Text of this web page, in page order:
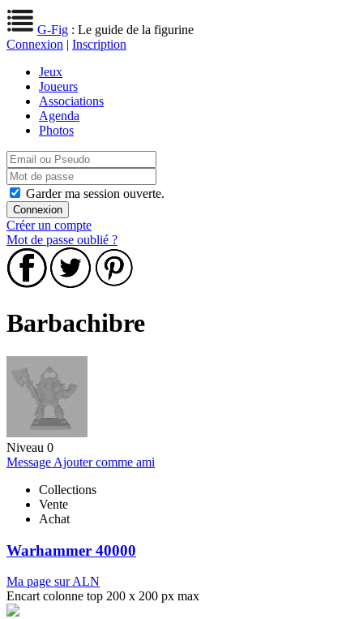
G-Fig : Le guide de la figurine
Connexion | Inscription
Jeux
Joueurs
Associations
Agenda
Photos
Garder ma session ouverte.
Créer un compte
Mot de passe oublié ?
Barbachibre
Niveau 0
Message Ajouter comme ami
Collections
Vente
Achat
Warhammer 40000
Ma page sur ALN
Encart colonne top 200 x 200 px max